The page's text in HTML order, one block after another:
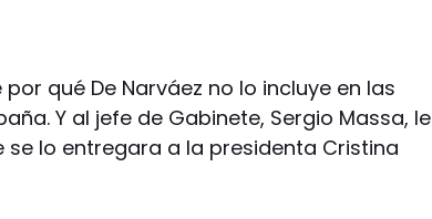
qué De Narváez no lo incluye en las
Y al jefe de Gabinete, Sergio Massa, le
lo entregara a la presidenta Cristina